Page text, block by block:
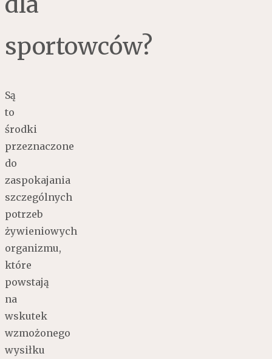
sportowców?
Są
to
środki
przeznaczone
do
zaspokajania
szczególnych
potrzeb
żywieniowych
organizmu,
które
powstają
na
wskutek
wzmożonego
wysiłku